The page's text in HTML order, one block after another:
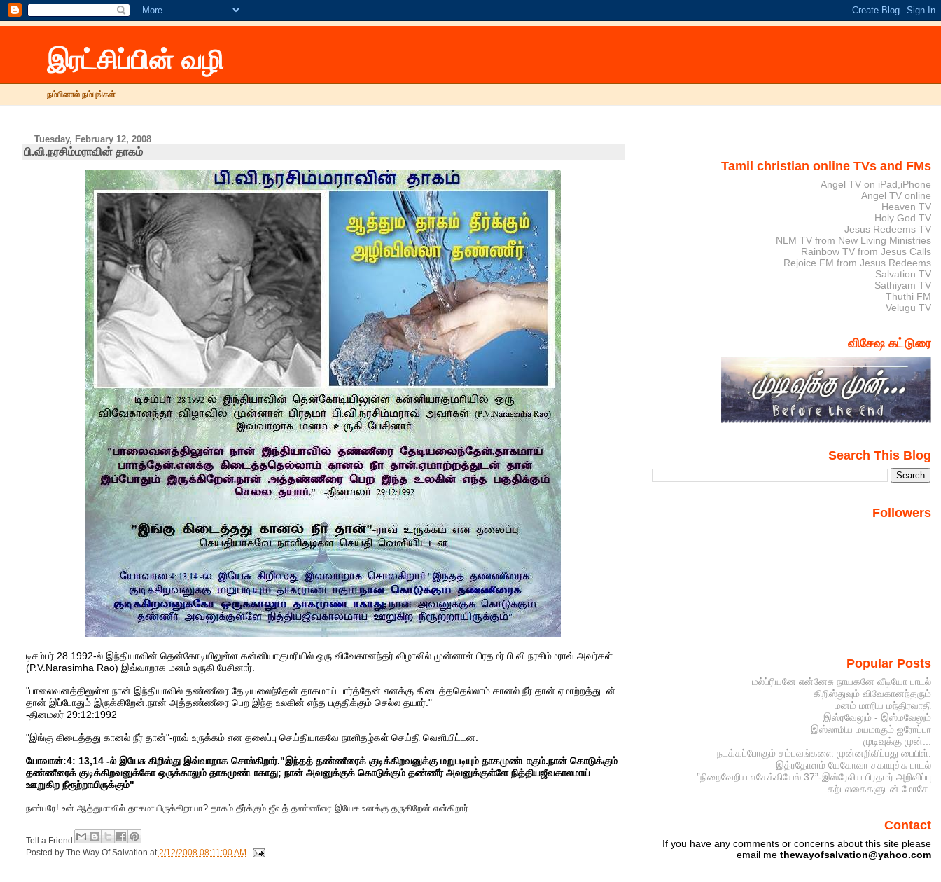
இரட்சிப்பின் வழி
நம்பினால் நம்புங்கள்
Tuesday, February 12, 2008
பி.வி.நரசிம்மராவின் தாகம்
டிசம்பர் 28 1992-ல் இந்தியாவின் தென்கோடியிலுள்ள கன்னியாகுமரியில் ஒரு விவேகானந்தர் விழாவில் முன்னாள் பிரதமர் பி.வி.நரசிம்மராவ் அவர்கள்
(P.V.Narasimha Rao) இவ்வாறாக மனம் உருகி பேசினார்.
"பாலைவனத்திலுள்ள நான் இந்தியாவில் தண்ணீரை தேடியலைந்தேன்.தாகமாய் பார்த்தேன்.எனக்கு கிடைத்ததெல்லாம் கானல் நீர் தான்.ஏமாற்றத்துடன்
தான் இப்போதும் இருக்கிறேன்.நான் அத்தண்ணீரை பெற இந்த உலகின் எந்த பகுதிக்கும் செல்ல தயார்."
-தினமலர் 29:12:1992
"இங்கு கிடைத்தது கானல் நீர் தான்"-ராவ் உருக்கம் என தலைப்பு செய்தியாகவே நாளிதழ்கள் செய்தி வெளியிட்டன.
யோவான்:4: 13,14 -ல் இயேசு கிறிஸ்து இவ்வாறாக சொல்கிறார்."இந்தத் தண்ணீரைக் குடிக்கிறவனுக்கு மறுபடியும் தாகமுண்டாகும்.நான் கொடுக்கும்
தண்ணீரைக் குடிக்கிறவனுக்கோ ஒருக்காலும் தாகமுண்டாகாது; நான் அவனுக்குக் கொடுக்கும் தண்ணீர் அவனுக்குள்ளே நித்தியஜீவகாலமாய்
ஊறுகிற நீரூற்றாயிருக்கும்"
நண்பரே! உன் ஆத்துமாவில் தாகமாயிருக்கிறாயா? தாகம் தீர்க்கும் ஜீவத் தண்ணீரை இயேசு உனக்கு தருகிறேன் என்கிறார்.
Tell a Friend
Posted by The Way Of Salvation at 2/12/2008 08:11:00 AM
Tamil christian online TVs and FMs
Angel TV on iPad,iPhone
Angel TV online
Heaven TV
Holy God TV
Jesus Redeems TV
NLM TV from New Living Ministries
Rainbow TV from Jesus Calls
Rejoice FM from Jesus Redeems
Salvation TV
Sathiyam TV
Thuthi FM
Velugu TV
விசேஷ கட்டுரை
Search This Blog
Followers
Popular Posts
மல்ப்ரியனே என்னேசு நாயகனே வீடியோ பாடல்
கிறிஸ்துவும் விவேகானந்தரும்
மனம் மாறிய மந்திரவாதி
இஸ்ரவேலும் - இஸ்மவேலும்
இஸ்லாமிய மயமாகும் ஐரோப்பா
முடிவுக்கு முன்...
நடக்கப்போகும் சம்பவங்களை முன்னறிவிப்பது பைபிள்.
இத்ரதோளம் யேகோவா சகாயுச்சு பாடல்
”நிறைவேறிய எசேக்கியேல் 37”-இஸ்ரேலிய பிரதமர் அறிவிப்பு
கற்பலகைகளுடன் மோசே.
Contact
If you have any comments or concerns about this site please
email me thewayofsalvation@yahoo.com